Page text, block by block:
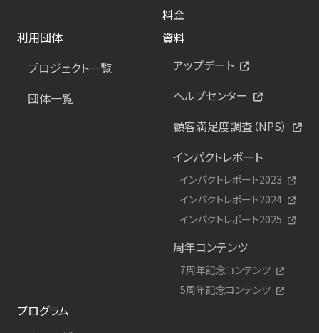
料金
利用団体
プロジェクト一覧
団体一覧
資料
アップデート
ヘルプセンター
顧客満足度調査（NPS）
インパクトレポート
インパクトレポート2023
インパクトレポート2024
インパクトレポート2025
周年コンテンツ
7周年記念コンテンツ
5周年記念コンテンツ
プログラム